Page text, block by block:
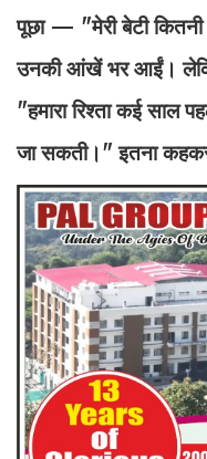
पूछा — "मेरी बेटी कितनी
उनकी आंखें भर आईं।
"हमारा रिश्ता कई साल
जा सकती।" इतना